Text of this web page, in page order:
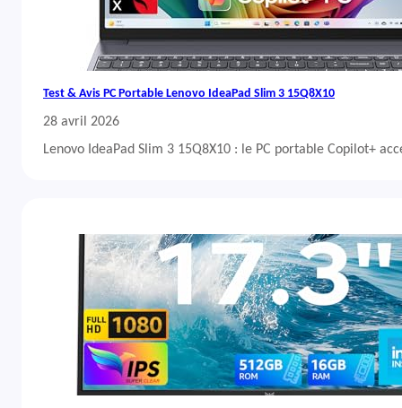
Test & Avis PC Portable Lenovo IdeaPad Slim 3 15Q8X10
28 avril 2026
Lenovo IdeaPad Slim 3 15Q8X10 : le PC portable Copilot+